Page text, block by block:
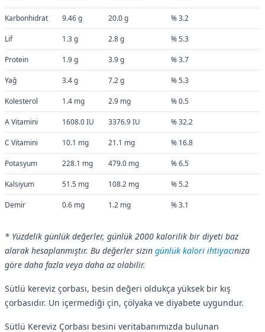
Karbonhidrat 9.46 g 20.0 g % 3.2
Lif 1.3 g 2.8 g % 5.3
Protein 1.9 g 3.9 g % 3.7
Yağ 3.4 g 7.2 g % 5.3
Kolesterol 1.4 mg 2.9 mg % 0.5
A Vitamini 1608.0 IU 3376.9 IU % 32.2
C Vitamini 10.1 mg 21.1 mg % 16.8
Potasyum 228.1 mg 479.0 mg % 6.5
Kalsiyum 51.5 mg 108.2 mg % 5.2
Demir 0.6 mg 1.2 mg % 3.1
* Yüzdelik günlük değerler, günlük 2000 kalorilik bir diyeti baz
alarak hesaplanmıştır. Bu değerler sizin günlük kalori ihtiyacınıza
göre daha fazla veya daha az olabilir.
Sütlü kereviz çorbası, besin değeri oldukça yüksek bir kış
çorbasıdır. Un içermediği çin, çölyaka ve diyabete uygundur.
Sütlü Kereviz Çorbası besini veritabanımızda bulunan